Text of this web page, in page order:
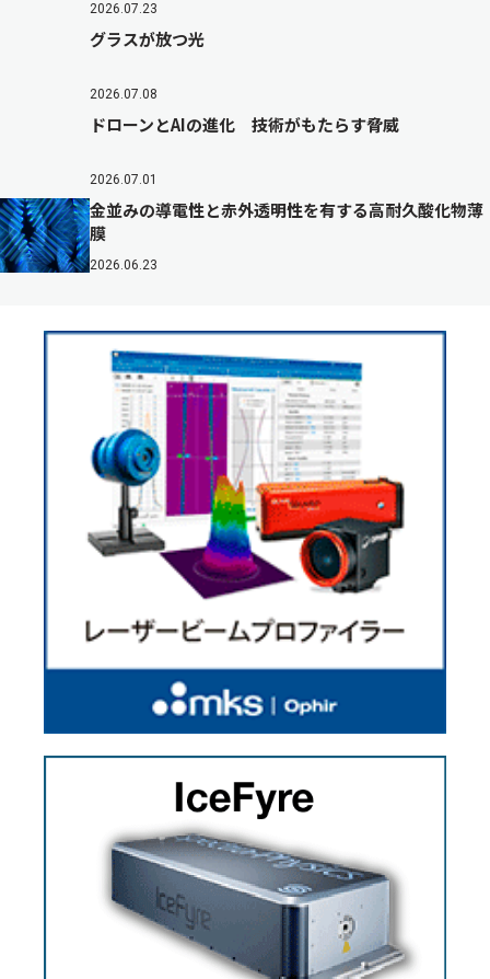
2026.07.23
グラスが放つ光
2026.07.08
ドローンとAIの進化 技術がもたらす脅威
2026.07.01
金並みの導電性と赤外透明性を有する高耐久酸化物薄
膜
2026.06.23